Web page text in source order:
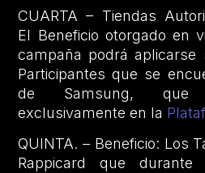
CUARTA – Tiendas
El Beneficio otorgado en
campaña podrá aplicarse
Participantes que se
de Samsung, que
exclusivamente en la
QUINTA. – Beneficio: Los
Rappicard que